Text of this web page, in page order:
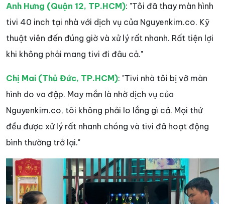
Anh Hưng (Quận 12, TP.HCM): "Tôi đã thay màn hình
tivi 40 inch tại nhà với dịch vụ của Nguyenkim.co. Kỹ
thuật viên đến đúng giờ và xử lý rất nhanh. Rất tiện lợi
khi không phải mang tivi đi đâu cả."
Chị Mai (Thủ Đức, TP.HCM): "Tivi nhà tôi bị vỡ màn
hình do va đập. May mắn là nhờ dịch vụ của
Nguyenkim.co, tôi không phải lo lắng gì cả. Mọi thứ
đều được xử lý rất nhanh chóng và tivi đã hoạt động
bình thường trở lại."